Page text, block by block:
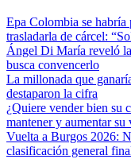
Epa Colombia se habría
trasladarla de cárcel:
Ángel Di María reveló
busca convencerlo
La millonada que
destaparon la cifra
¿Quiere vender bien su
mantener y aumentar su
Vuelta a Burgos 2026:
clasificación general